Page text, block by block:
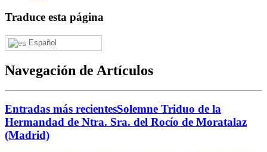
Traduce esta página
Español
Navegación de Artículos
Entradas más recientesSolemne Triduo de la
Hermandad de Ntra. Sra. del Rocío de Moratalaz
(Madrid)